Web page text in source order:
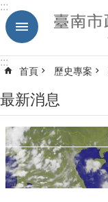
跳到主要內容區塊
:::
:::
首頁 歷史專案
最新消息